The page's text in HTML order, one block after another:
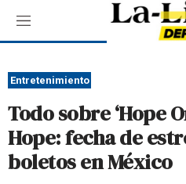
M
e
ú
Entretenimiento
Todo sobre ‘Hope
Hope: fecha de
boletos en México